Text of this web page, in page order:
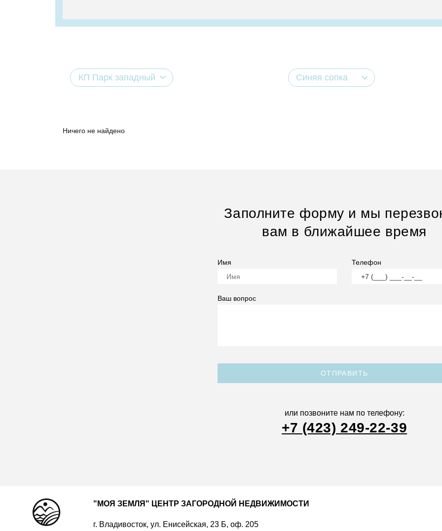
КП Парк западный Синяя сопка
Ничего не найдено
Заполните форму и мы
вам в ближайшее время
Имя Телефон
Ваш вопрос
ОТПРАВИТЬ
или позвоните нам по телефону:
+7 (423) 249-22-39
"МОЯ ЗЕМЛЯ" ЦЕНТР ЗАГОРОДНОЙ НЕДВИЖИМОСТИ
г. Владивосток, ул. Енисейская, 23 Б, оф. 205